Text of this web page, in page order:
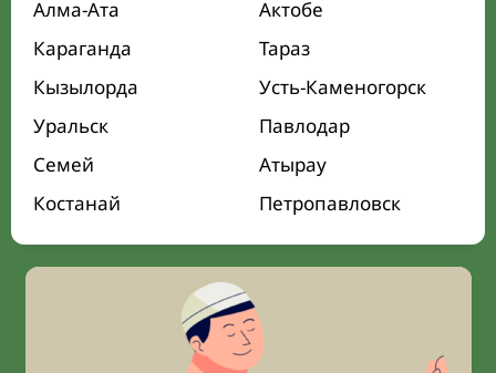
Алма-Ата
Актобе
Караганда
Тараз
Кызылорда
Усть-Каменогорск
Уральск
Павлодар
Семей
Атырау
Костанай
Петропавловск